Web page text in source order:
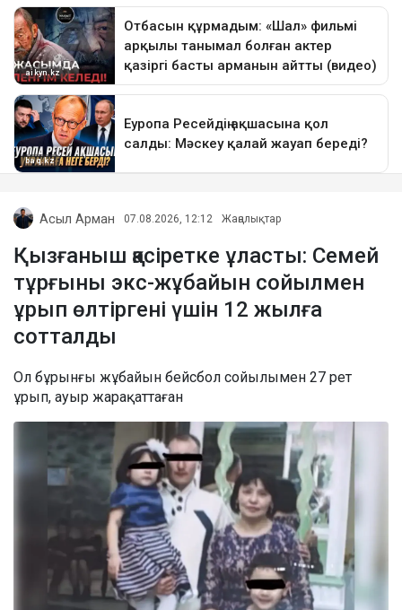
Асыл Арман 07.08.2026, 12:12 Жаңалықтар
Қызғаныш қасіретке ұласты: Семей
тұрғыны экс-жұбайын сойылмен
ұрып өлтіргені үшін 12 жылға
сотталды
Ол бұрынғы жұбайын бейсбол сойылымен 27 рет
ұрып, ауыр жарақаттаған